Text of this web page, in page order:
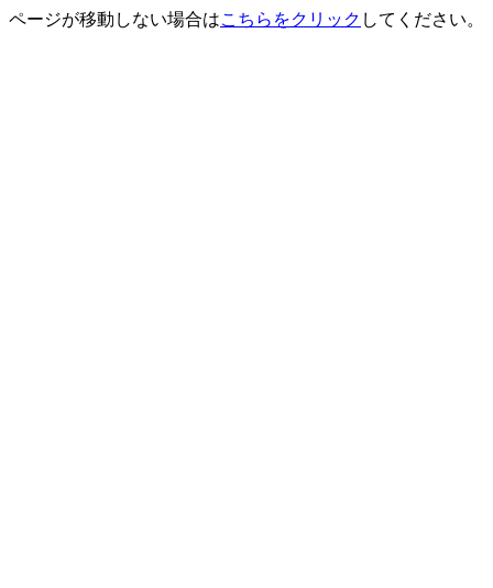
ページが移動しない場合はこちらをクリック してください。